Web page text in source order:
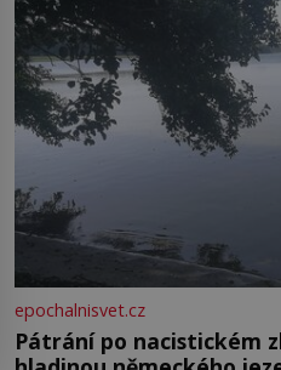
epochalnisvet.cz
Pátrání po nacistickém